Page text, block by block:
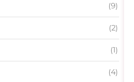
(9)
(2)
(1)
(4)